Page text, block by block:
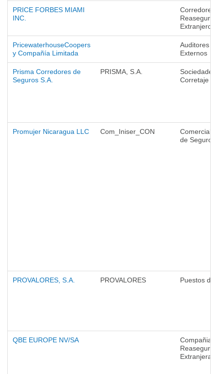
PRICE FORBES MIAMI
INC.
Corredores
Reaseguro
Extranjeros
PricewaterhouseCoopers
y Compañía Limitada
Auditores
Externos
Prisma Corredores de
Seguros S.A.
PRISMA, S.A.
Sociedades
Corretaje
Promujer Nicaragua LLC Com_Iniser_CON
de Seguros
PROVALORES, S.A. PROVALORES Puestos de
QBE EUROPE NV/SA
Compañias
Reaseguro
Extranjeras